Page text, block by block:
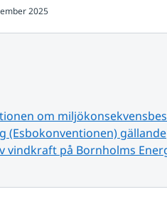
2025
om
(Esbokonventionen) gällande
vindkraft på Bornholms